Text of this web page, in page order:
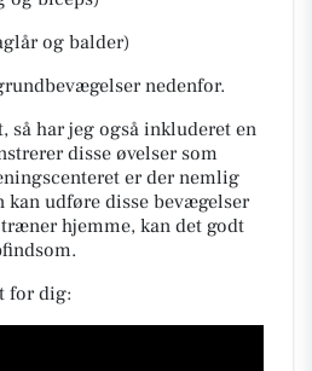
og balder)
nedenfor.
så har jeg også inkluderet en
disse øvelser som
er der nemlig
kan udføre disse bevægelser
hjemme, kan det godt
for dig: